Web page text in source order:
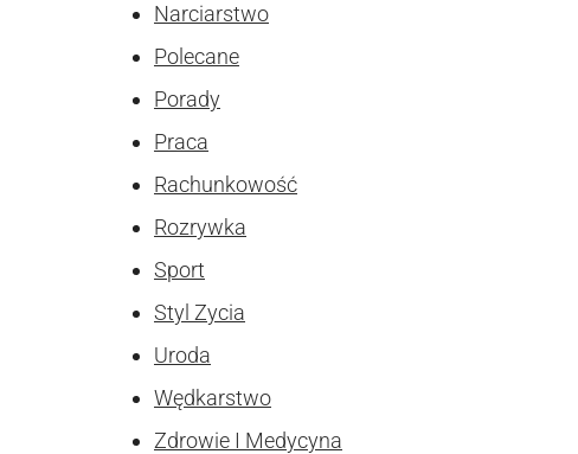
Narciarstwo
Polecane
Porady
Praca
Rachunkowość
Rozrywka
Sport
Styl Zycia
Uroda
Wędkarstwo
Zdrowie I Medycyna